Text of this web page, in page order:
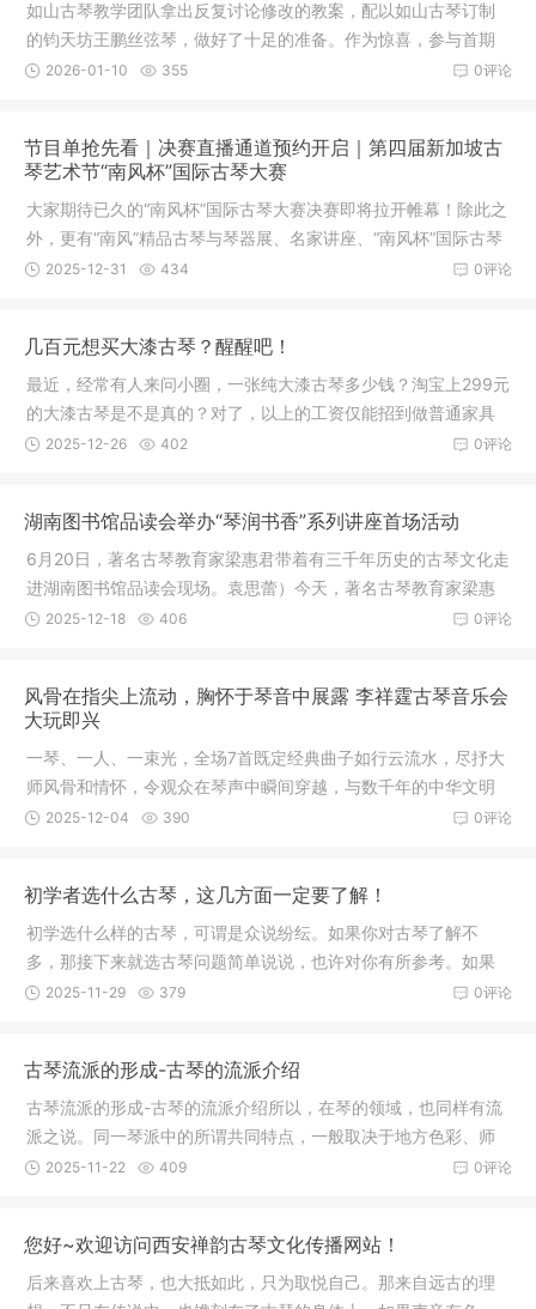
如山古琴教学团队拿出反复讨论修改的教案，配以如山古琴订制
的钧天坊王鹏丝弦琴，做好了十足的准备。作为惊喜，参与首期
丝弦琴课的学员都获得了如山师父第一张个人古琴音乐专辑《琴
0评论
2026-01-10 355
节目单抢先看｜决赛直播通道预约开启｜第四届新加坡古
琴艺术节“南风杯”国际古琴大赛
大家期待已久的“南风杯”国际古琴大赛决赛即将拉开帷幕！除此之
外，更有“南风”精品古琴与琴器展、名家讲座、“南风杯”国际古琴
大赛颁奖典礼暨古琴名家音乐会等重磅活动，且跟随小编一起来
0评论
2025-12-31 434
几百元想买大漆古琴？醒醒吧！
最近，经常有人来问小圈，一张纯大漆古琴多少钱？淘宝上299元
的大漆古琴是不是真的？对了，以上的工资仅能招到做普通家具
的师傅，你就别奢求什么斫琴多少年的老师傅了！仅是一张古琴
0评论
2025-12-26 402
湖南图书馆品读会举办“琴润书香”系列讲座首场活动
6月20日，著名古琴教育家梁惠君带着有三千年历史的古琴文化走
进湖南图书馆品读会现场。袁思蕾）今天，著名古琴教育家梁惠
君带着有三千年历史的古琴文化走进湖南图书馆品读会现场，100
0评论
2025-12-18 406
风骨在指尖上流动，胸怀于琴音中展露 李祥霆古琴音乐会
大玩即兴
一琴、一人、一束光，全场7首既定经典曲子如行云流水，尽抒大
师风骨和情怀，令观众在琴声中瞬间穿越，与数千年的中华文明
展开对话，悠远辽阔、余音绕梁。在琴歌即兴演奏里，他抚琴并
0评论
2025-12-04 390
初学者选什么古琴，这几方面一定要了解！
初学选什么样的古琴，可谓是众说纷纭。如果你对古琴了解不
多，那接下来就选古琴问题简单说说，也许对你有所参考。如果
你有一些预算，想选张三四千的古琴，那就要好好选选了。如果
0评论
2025-11-29 379
古琴流派的形成-古琴的流派介绍
古琴流派的形成-古琴的流派介绍所以，在琴的领域，也同样有流
派之说。同一琴派中的所谓共同特点，一般取决于地方色彩、师
承渊源、本派所依据的传谱、琴学观点及基本演奏风格。(二)琴派
0评论
2025-11-22 409
您好~欢迎访问西安禅韵古琴文化传播网站！
后来喜欢上古琴，也大抵如此，只为取悦自己。那来自远古的理